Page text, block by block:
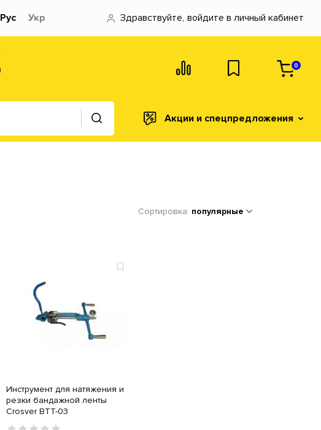
Рус Укр Здравствуйте, войдите в личный кабинет
0
Акции и спецпредложения
Сортировка: популярные
Инструмент для натяжения и
резки бандажной ленты
Crosver BTT-03